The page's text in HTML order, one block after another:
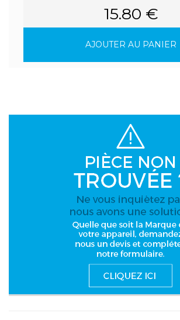
15.80 €
AJOUTER AU PANIER